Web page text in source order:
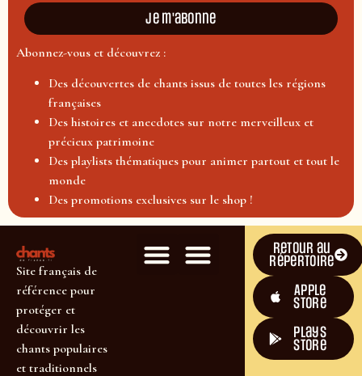
Je m'abonne
Abonnez-vous et découvrez :
Des découvertes de chants issus de toutes les régions
françaises
Des histoires et anecdotes sur notre merveilleux et
précieux patrimoine
Des playlists thématiques pour animer partout et tout le
monde
Des promotions exclusives sur le shop !
Site français de
référence pour
protéger et
découvrir les
chants populaires
et traditionnels
Retour au
répertoire
Apple
Store
plays
store